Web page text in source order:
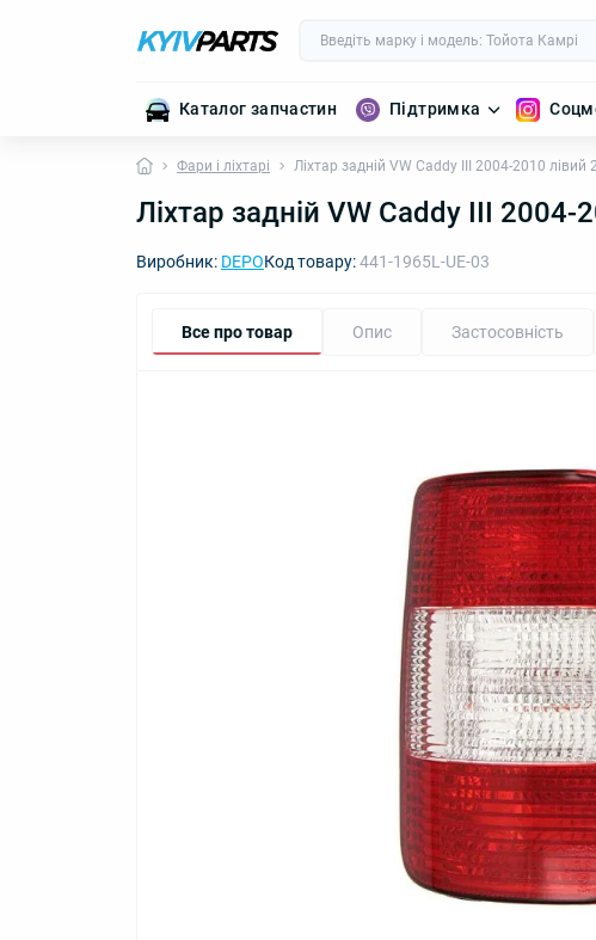
Каталог запчастин Підтримка
Фари і ліхтарі Ліхтар задній VW Caddy III 2004-2010 лівий
Ліхтар задній VW Caddy III
Виробник: DEPOКод товару:441-1965L-UE-03
Все про товар Опис Застосовність